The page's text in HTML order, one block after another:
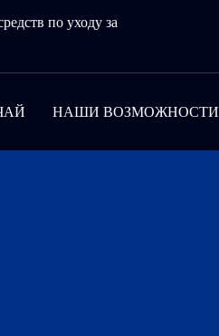
по уходу за
НАШИ ВОЗМОЖНОСТИ